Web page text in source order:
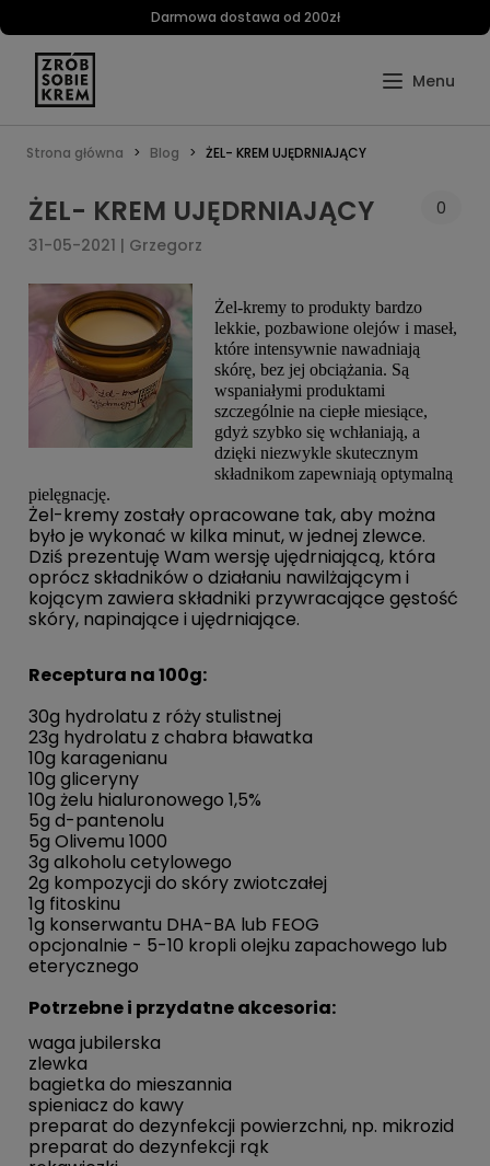
Darmowa dostawa od 200zł
Strona główna Blog ŻEL- KREM UJĘDRNIAJĄCY
ŻEL- KREM UJĘDRNIAJĄCY
0
31-05-2021 | Grzegorz
Żel-kremy to produkty bardzo
lekkie, pozbawione olejów i maseł,
które intensywnie nawadniają
skórę, bez jej obciążania. Są
wspaniałymi produktami
szczególnie na ciepłe miesiące,
gdyż szybko się wchłaniają, a
dzięki niezwykle skutecznym
składnikom zapewniają optymalną
pielęgnację.
Żel-kremy zostały opracowane tak, aby można
było je wykonać w kilka minut, w jednej zlewce.
Dziś prezentuję Wam wersję ujędrniającą, która
oprócz składników o działaniu nawilżającym i
kojącym zawiera składniki przywracające gęstość
skóry, napinające i ujędrniające.
Receptura na 100g:
30g hydrolatu z róży stulistnej
23g hydrolatu z chabra bławatka
10g karagenianu
10g gliceryny
10g żelu hialuronowego 1,5%
5g d-pantenolu
5g Olivemu 1000
3g alkoholu cetylowego
2g kompozycji do skóry zwiotczałej
1g fitoskinu
1g konserwantu DHA-BA lub FEOG
opcjonalnie - 5-10 kropli olejku zapachowego lub
eterycznego
Potrzebne i przydatne akcesoria:
waga jubilerska
zlewka
bagietka do mieszannia
spieniacz do kawy
preparat do dezynfekcji powierzchni, np. mikrozid
preparat do dezynfekcji rąk